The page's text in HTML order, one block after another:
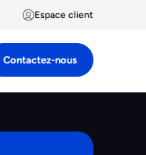
Espace client
Contactez-nous